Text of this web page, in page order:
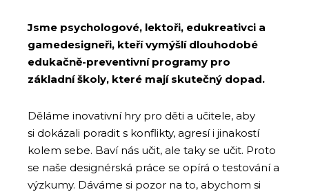
Jsme psychologové, lektoři, edukreativci a
gamedesigneři, kteří vymýšlí dlouhodobé
edukačně-preventivní programy pro
základní školy, které mají skutečný dopad.
Děláme inovativní hry pro děti a učitele, aby
si dokázali poradit s konflikty, agresí i jinakostí
kolem sebe. Baví nás učit, ale taky se učit. Proto
se naše designérská práce se opírá o testování a
výzkumy. Dáváme si pozor na to, abychom si